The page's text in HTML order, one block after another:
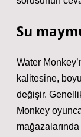
Su
Water
kalitesine,
değişir.
Monkey